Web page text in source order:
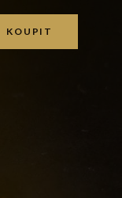
KOUPIT